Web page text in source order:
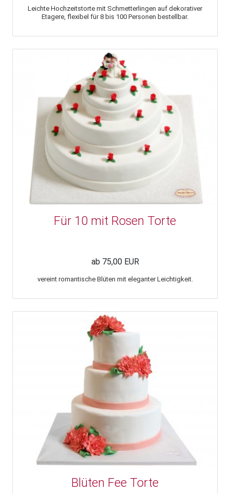
Leichte Hochzeitstorte mit Schmetterlingen auf dekorativer
Etagere, flexibel für 8 bis 100 Personen bestellbar.
Für 10 mit Rosen Torte
ab 75,00 EUR
vereint romantische Blüten mit eleganter Leichtigkeit.
Blüten Fee Torte